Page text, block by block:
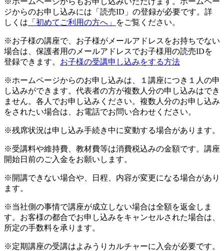
ジからのお申し込みには「読売ID」の登録が必要です。詳
しくは 「初めてご利用の方へ」 をご覧ください。
※お子様の講座で、お子様がメールアドレスをお持ちでない
場合は、保護者用のメールアドレスでお子様用の読売IDを
登録できます。 お子様の受講申し込みをする方法
※ホームページからのお申し込みは、１講座につき１人の申
し込みができます。代表者の方が複数人分の申し込みはでき
ません。各人でお申し込みください。複数人分のお申し込み
をされたい場合は、お電話でお問い合わせください。
※残席状況は申し込み手続き中に変動する場合があります。
※受講料や維持費、教材費等は消費税込みの金額です。講座
開始日前のご入金をお願いします。
※開講できない場合や、日程、内容が変更になる場合があり
ます。
※当社側の事情で講座が成立しない場合は全額を返金しま
す。お客様の都合でお申し込みをキャンセルされた場合は、
所定の手数料を承ります。
※定期講座の受講はよみうりカルチャーに入会が必要です。